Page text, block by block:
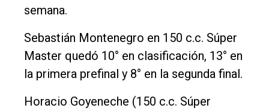
semana.
Sebastián Montenegro en 150 c.c. Súper
Master quedó 10° en clasificación, 13° en
la primera prefinal y 8° en la segunda final.
Horacio Goyeneche (150 c.c. Súper